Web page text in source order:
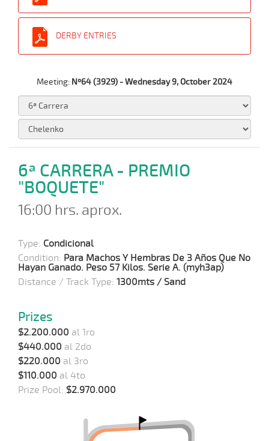
DERBY ENTRIES
Meeting: Nº64 (3929) - Wednesday 9, October 2024
6ª CARRERA - PREMIO
"BOQUETE"
16:00 hrs. aprox.
Type: Condicional
Condition: Para Machos Y Hembras De 3 Años Que No
Hayan Ganado. Peso 57 Kilos. Serie A. (myh3ap)
Distance / Track Type: 1300mts / Sand
Prizes
$2.200.000 al 1ro
$440.000 al 2do
$220.000 al 3ro
$110.000 al 4to
Prize Pool: $2.970.000